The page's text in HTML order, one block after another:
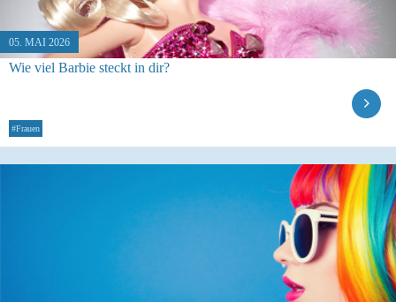
05. MAI 2026
Wie viel Barbie steckt in dir?
#Frauen